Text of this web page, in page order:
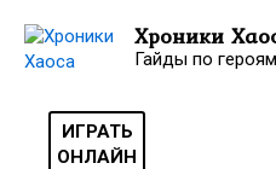
контенту
Хроники
Гайды по
ИГРАТЬ
ОНЛАЙН